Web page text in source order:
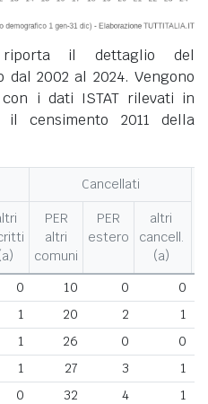
il dettaglio del
2002 al 2024. Vengono
i dati ISTAT rilevati in
censimento 2011 della
Cancellati
PER
altri
comuni
PER
estero
altri
cancell.
(a)
0 10 0
0
1 20 2
1
1 26 0
0
1 27 3
1
0 32 4
1